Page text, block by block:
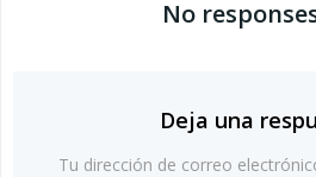
entradas
No
Deja una
Tu dirección de correo